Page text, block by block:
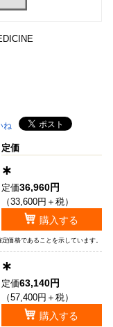
ね
定価
∗
定価36,960円
（33,600円＋税）
購入する
価格であることを示しています。
∗
定価63,140円
（57,400円＋税）
購入する